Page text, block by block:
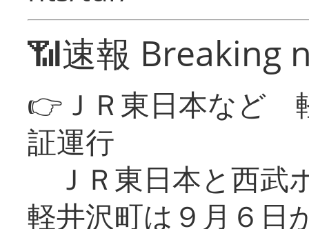
📶速報 Breaking
👉ＪＲ東日本など
証運行
ＪＲ東日本と西武
軽井沢町は９月６日